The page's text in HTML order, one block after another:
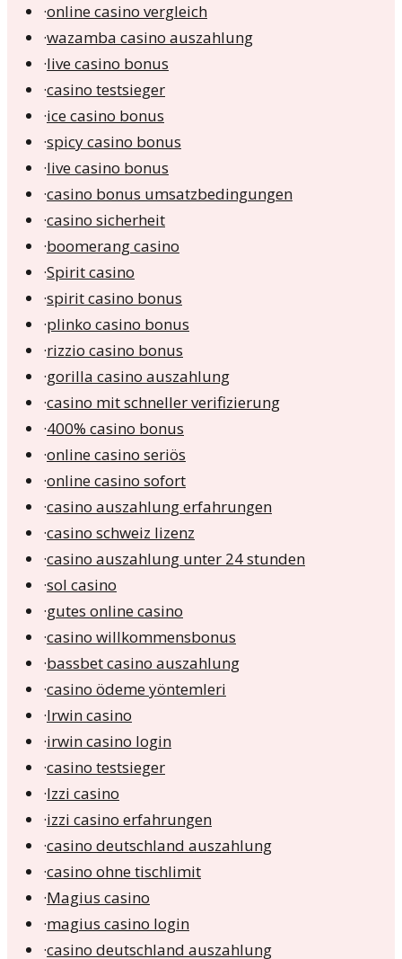
·online casino vergleich
·wazamba casino auszahlung
·live casino bonus
·casino testsieger
·ice casino bonus
·spicy casino bonus
·live casino bonus
·casino bonus umsatzbedingungen
·casino sicherheit
·boomerang casino
·Spirit casino
·spirit casino bonus
·plinko casino bonus
·rizzio casino bonus
·gorilla casino auszahlung
·casino mit schneller verifizierung
·400% casino bonus
·online casino seriös
·online casino sofort
·casino auszahlung erfahrungen
·casino schweiz lizenz
·casino auszahlung unter 24 stunden
·sol casino
·gutes online casino
·casino willkommensbonus
·bassbet casino auszahlung
·casino ödeme yöntemleri
·Irwin casino
·irwin casino login
·casino testsieger
·Izzi casino
·izzi casino erfahrungen
·casino deutschland auszahlung
·casino ohne tischlimit
·Magius casino
·magius casino login
·casino deutschland auszahlung